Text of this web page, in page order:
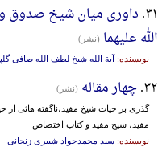
۳۱. داوری میان شیخ صدوق
الله علیهما (نشر)
نویسنده: آیة الله شیخ لطف الله صافی
۳۲. چهار مقاله (نشر)
گذری بر حیات شیخ مفید،ناگفته هائی از
مفید، شیخ مفید و کتاب اختصاص
نویسنده: سید محمدجواد شبیری زنجانی